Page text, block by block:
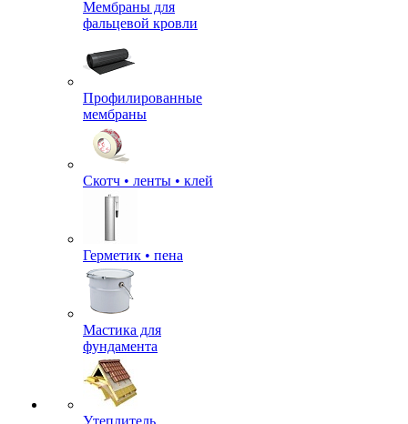
Мембраны для
фальцевой кровли
Профилированные
мембраны
Скотч • ленты • клей
Герметик • пена
Мастика для
фундамента
Утеплитель